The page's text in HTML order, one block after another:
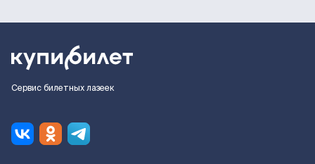
Сервис билетных лазеек